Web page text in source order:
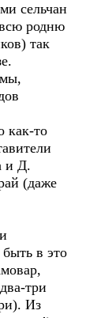
сельчан
родню
так
как-то
и Д.
(даже
в это
три
Из